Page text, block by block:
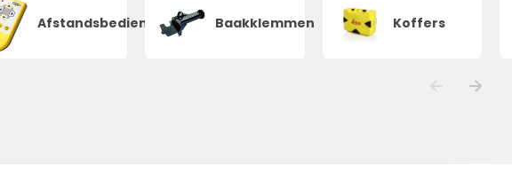
Afstandsbedieningen Baakklemmen Koffers